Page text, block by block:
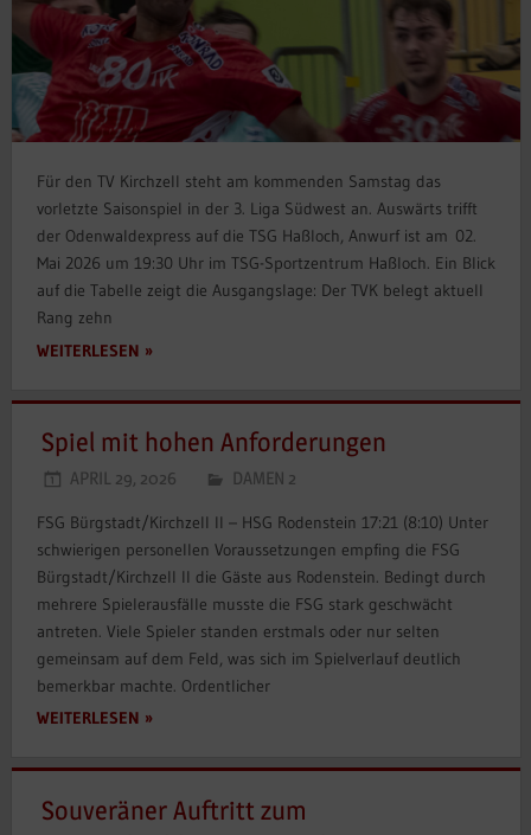
Für den TV Kirchzell steht am kommenden Samstag das
vorletzte Saisonspiel in der 3. Liga Südwest an. Auswärts trifft
der Odenwaldexpress auf die TSG Haßloch, Anwurf ist am 02.
Mai 2026 um 19:30 Uhr im TSG-Sportzentrum Haßloch. Ein Blick
auf die Tabelle zeigt die Ausgangslage: Der TVK belegt aktuell
Rang zehn
WEITERLESEN
Spiel mit hohen Anforderungen
APRIL 29, 2026 DAMEN 2
FSG Bürgstadt/Kirchzell II – HSG Rodenstein 17:21 (8:10) Unter
schwierigen personellen Voraussetzungen empfing die FSG
Bürgstadt/Kirchzell II die Gäste aus Rodenstein. Bedingt durch
mehrere Spielerausfälle musste die FSG stark geschwächt
antreten. Viele Spieler standen erstmals oder nur selten
gemeinsam auf dem Feld, was sich im Spielverlauf deutlich
bemerkbar machte. Ordentlicher
WEITERLESEN
Souveräner Auftritt zum